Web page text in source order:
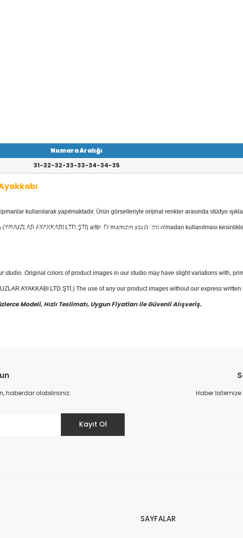
Numara Aralığı
31-32-32-33-33-34-34-35
kategorisinde; Botlar, Çizmeler, K
Ayakkabılar, Keten - Kot Ayakkabılar v
kullanılarak yapılmaktadır. Ürün görselleriyle orijinal renkler arasında stüdyo
(YAVUZLAR AYAKKABI LTD.ŞTİ) aittir. Firmamızın yazılı izni olmadan kullanılması
Original colors of product images in our studio may have slight variations with,
AYAKKABI LTD.ŞTİ.) The use of any our product images without our express
Modeli, Hızlı Teslimatı, Uygun Fiyatları ile Güvenli Alışveriş.
haberdar olabilirsiniz.
Kayıt Ol
Haber
SAYFALAR